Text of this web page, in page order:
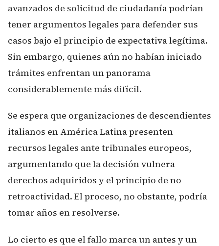
avanzados de solicitud de ciudadanía podrían
tener argumentos legales para defender sus
casos bajo el principio de expectativa legítima.
Sin embargo, quienes aún no habían iniciado
trámites enfrentan un panorama
considerablemente más difícil.
Se espera que organizaciones de descendientes
italianos en América Latina presenten
recursos legales ante tribunales europeos,
argumentando que la decisión vulnera
derechos adquiridos y el principio de no
retroactividad. El proceso, no obstante, podría
tomar años en resolverse.
Lo cierto es que el fallo marca un antes y un